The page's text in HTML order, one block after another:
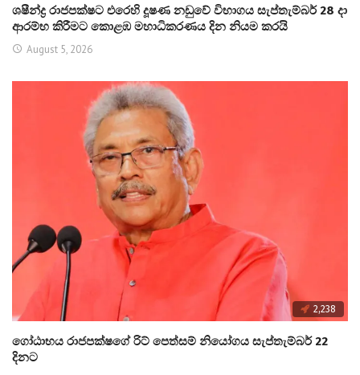
ශෂීන්ද්‍ර රාජපක්ෂට එරෙහි දූෂණ නඩුවේ විභාගය සැප්තැම්බර් 28 දා
ආරම්භ කිරීමට කොළඹ මහාධිකරණය දින නියම කරයි
August 5, 2026
2,238
ගෝඨාභය රාජපක්ෂගේ රිට් පෙත්සම් නියෝගය සැප්තැම්බර් 22
දිනට